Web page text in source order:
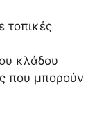
τοπικές
κλάδου
που μπορούν